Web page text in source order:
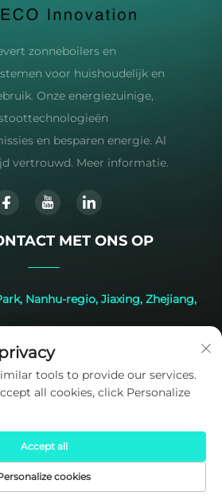
zonneboilers en
voor huishoudelijk en
Onze energiezuinige,
en besparen energie. Al
vertrouwd. Meer informatie.
MET ONS OP
Nanhu-regio, Jiaxing, Zhejiang,
+86-573-83224422
[email protected]
tools to provide our services.
all cookies, click Personalize
cookies
Accept all